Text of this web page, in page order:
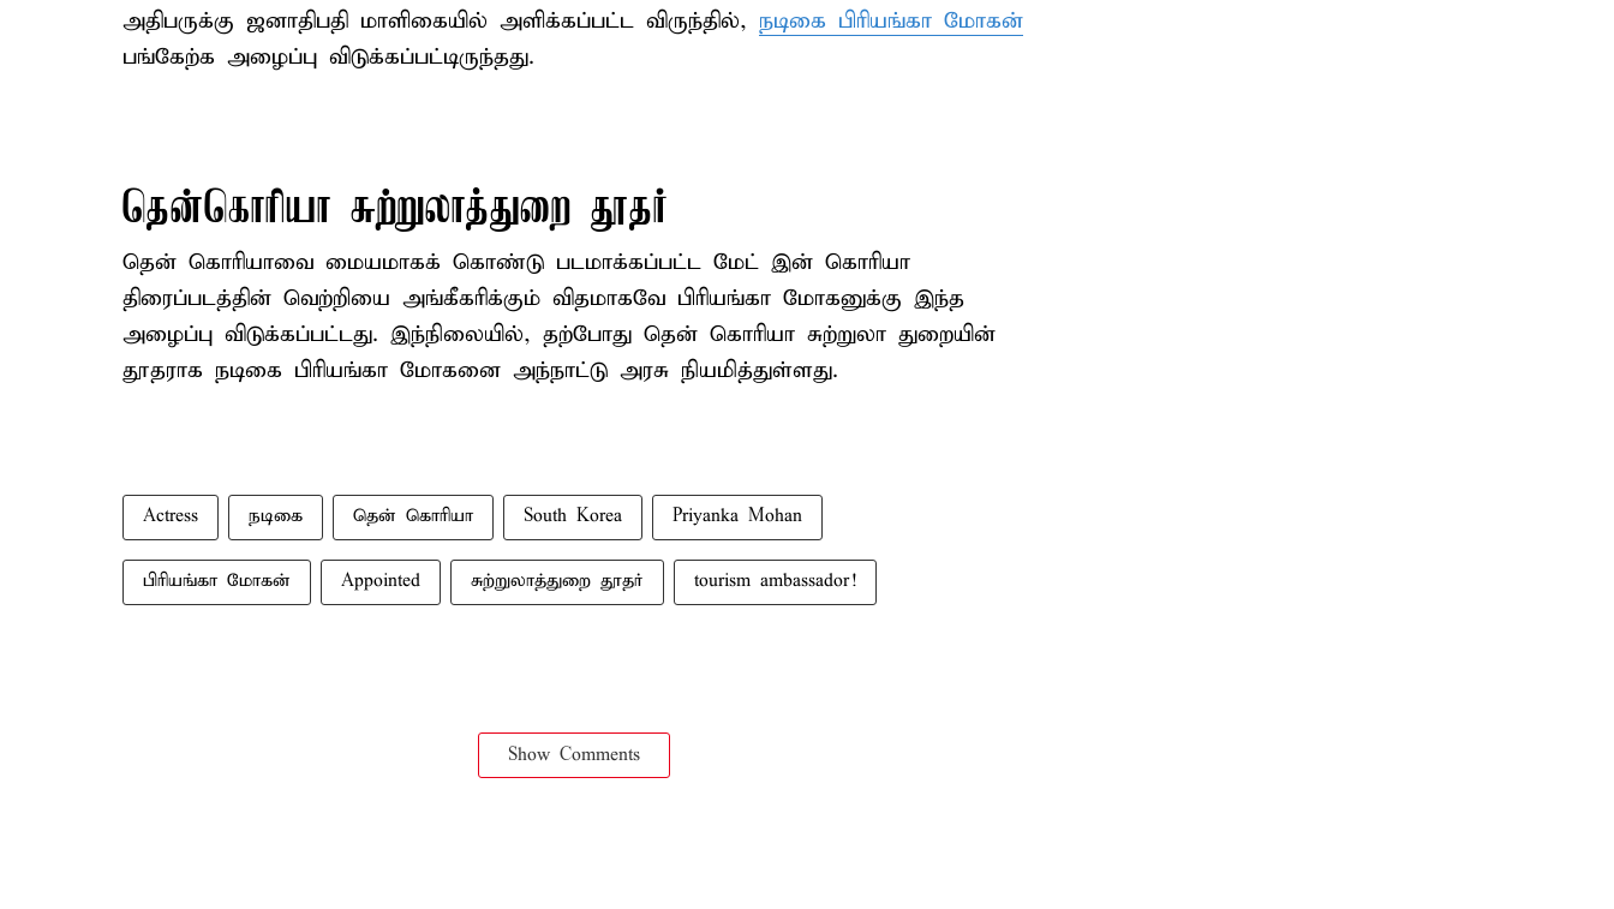
அதிபருக்கு ஜனாதிபதி மாளிகையில் அளிக்கப்பட்ட விருந்தில், நடிகை பிரியங்கா மோகன்
பங்கேற்க அழைப்பு விடுக்கப்பட்டிருந்தது.
தென்கொரியா சுற்றுலாத்துறை தூதர்
தென் கொரியாவை மையமாகக் கொண்டு படமாக்கப்பட்ட மேட் இன் கொரியா
திரைப்படத்தின் வெற்றியை அங்கீகரிக்கும் விதமாகவே பிரியங்கா மோகனுக்கு இந்த
அழைப்பு விடுக்கப்பட்டது. இந்நிலையில், தற்போது தென் கொரியா சுற்றுலா துறையின்
தூதராக நடிகை பிரியங்கா மோகனை அந்நாட்டு அரசு நியமித்துள்ளது.
Actress நடிகை தென் கொரியா South Korea Priyanka Mohan
பிரியங்கா மோகன் Appointed சுற்றுலாத்துறை தூதர் tourism ambassador!
Show Comments